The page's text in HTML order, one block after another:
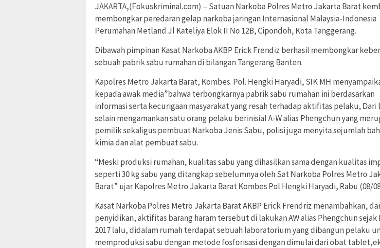
JAKARTA,(Fokuskriminal.com) – Satuan Narkoba Polres Metro Jakarta Barat
membongkar peredaran gelap narkoba jaringan Internasional Malaysia-Indonesia
Perumahan Metland Jl Kateliya Elok II No 12B, Cipondoh, Kota Tanggerang.
Dibawah pimpinan Kasat Narkoba AKBP Erick Frendiz berhasil membongkar
sebuah pabrik sabu rumahan di bilangan Tangerang Banten.
Kapolres Metro Jakarta Barat, Kombes. Pol. Hengki Haryadi, SIK MH
kepada awak media”bahwa terbongkarnya pabrik sabu rumahan ini berdasarkan
informasi serta kecurigaan masyarakat yang resah terhadap aktifitas pelaku, Dari
selain mengamankan satu orang pelaku berinisial A-W alias Phengchun yang
pemilik sekaligus pembuat Narkoba Jenis Sabu, polisi juga menyita sejumlah
kimia dan alat pembuat sabu.
“Meski produksi rumahan, kualitas sabu yang dihasilkan sama dengan kualitas
seperti 30 kg sabu yang ditangkap sebelumnya oleh Sat Narkoba Polres Metro
Barat” ujar Kapolres Metro Jakarta Barat Kombes Pol Hengki Haryadi, Rabu (08/
Kasat Narkoba Polres Metro Jakarta Barat AKBP Erick Frendriz menambahkan,
penyidikan, aktifitas barang haram tersebut di lakukan AW alias Phengchun sejak
2017 lalu, didalam rumah terdapat sebuah laboratorium yang dibangun pelaku
memproduksi sabu dengan metode fosforisasi dengan dimulai dari obat